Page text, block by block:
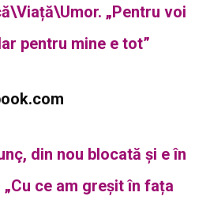
„Pentru voi
pentru mine e tot”
din nou blocată și e în
ce am greșit în fața